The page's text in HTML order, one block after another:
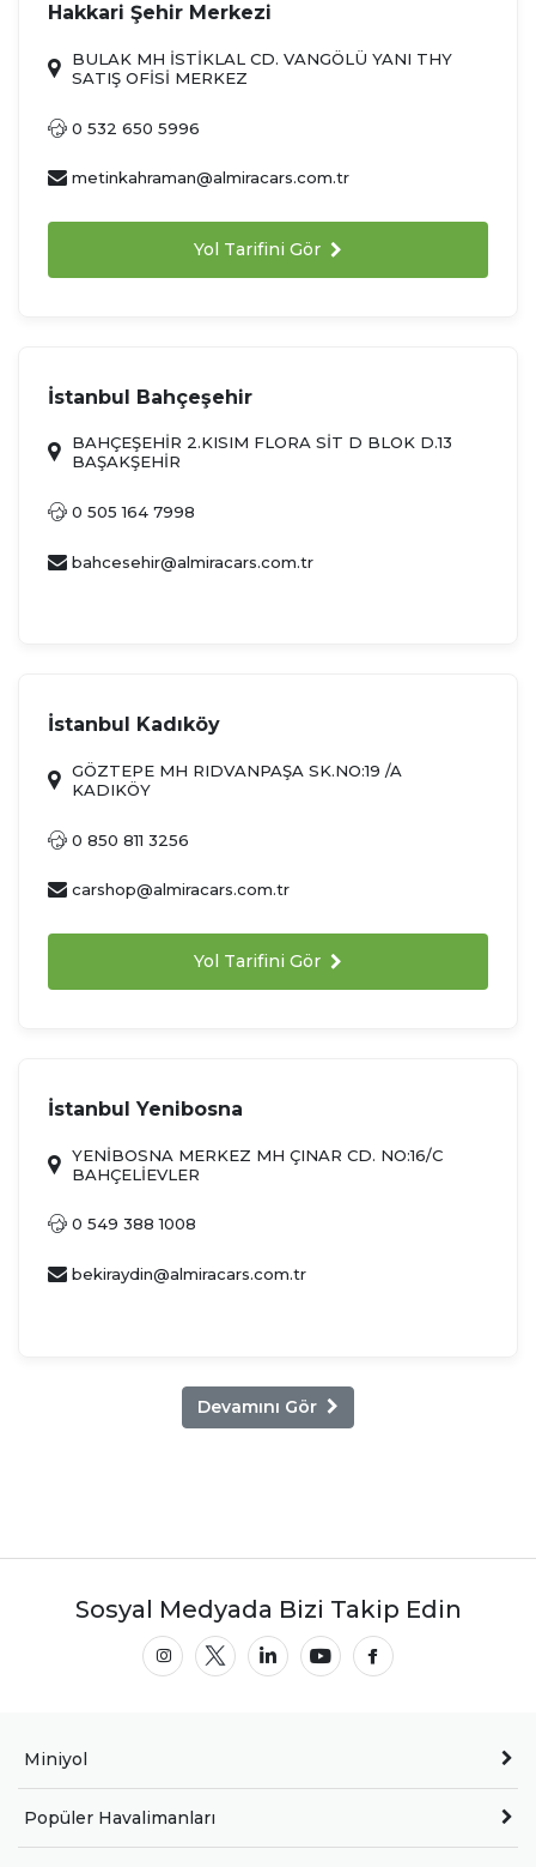
Hakkari Şehir Merkezi
BULAK MH İSTİKLAL CD. VANGÖLÜ YANI THY
SATIŞ OFİSİ MERKEZ
0 532 650 5996
metinkahraman@almiracars.com.tr
Yol Tarifini Gör
İstanbul Bahçeşehir
BAHÇEŞEHİR 2.KISIM FLORA SİT D BLOK D.13
BAŞAKŞEHİR
0 505 164 7998
bahcesehir@almiracars.com.tr
İstanbul Kadıköy
GÖZTEPE MH RIDVANPAŞA SK.NO:19 /A
KADIKÖY
0 850 811 3256
carshop@almiracars.com.tr
Yol Tarifini Gör
İstanbul Yenibosna
YENİBOSNA MERKEZ MH ÇINAR CD. NO:16/C
BAHÇELİEVLER
0 549 388 1008
bekiraydin@almiracars.com.tr
Devamını Gör
Sosyal Medyada Bizi Takip Edin
Miniyol
Popüler Havalimanları